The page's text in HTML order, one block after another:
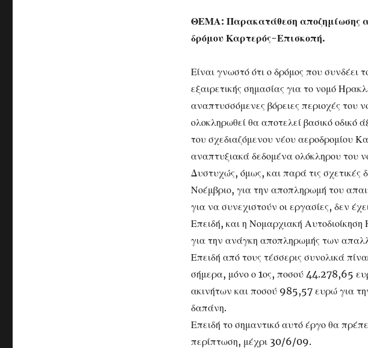
ΘΕΜΑ: Παρακατάθεση αποζημίωσης
δρόμου Καρτερός-Επισκοπή.
Είναι γνωστό ότι ο δρόμος που συνδέει
εξαιρετικής σημασίας για το νομό
αναπτυσσόμενες βόρειες περιοχές του
ολοκληρωθεί θα αποτελεί βασικό
του σχεδιαζόμενου νέου αεροδρομίου
αναπτυξιακά δεδομένα ολόκληρου του
Δυστυχώς, όμως, και παρά τις σχετικές
Νοέμβριο, για την αποπληρωμή του
για να συνεχιστούν οι εργασίες, δεν
Επειδή, και η Νομαρχιακή
για την ανάγκη αποπληρωμής των
Επειδή από τους τέσσερις συνολικά
σήμερα, μόνο ο 1ος, ποσού 44.278,65
ακινήτων και ποσού 985,57 ευρώ για
δαπάνη.
Επειδή το σημαντικό αυτό έργο θα
περίπτωση, μέχρι 30/6/09.